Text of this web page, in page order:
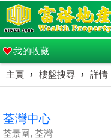
我的收藏
主頁 › 樓盤搜尋 › 詳情
荃灣中心
荃景圍, 荃灣